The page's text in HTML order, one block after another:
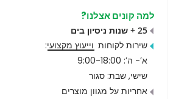
למה קונים אצלנו?
25 + שנות ניסיון בים
שירות לקוחות וייעוץ מקצועי:
א’- ה’: 9:00-18:00
שישי, שבת: סגור
אחריות על מגוון מוצרים